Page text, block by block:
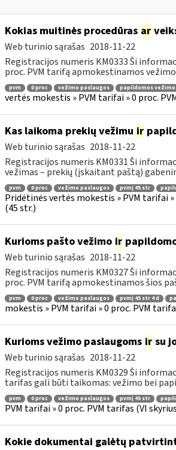
Kokias muitinės procedūras ar
Web turinio sąrašas 2018-11-22
Registracijos numeris KM0333 Ši
proc. PVM tarifą apmokestinamos
pvm 0 proc vežimo paslaugos papildomos
vertės mokestis » PVM tarifai » 0 proc.
Kas laikoma prekių vežimu ir
Web turinio sąrašas 2018-11-22
Registracijos numeris KM0331 Ši
vežimas – prekių (įskaitant paštą)
pvm 0 proc vežimo paslaugos pvmį 45 str
Pridėtinės vertės mokestis » PVM tarifai
(45 str.)
Kurioms pašto vežimo ir
Web turinio sąrašas 2018-11-22
Registracijos numeris KM0327 Ši
proc. PVM tarifą apmokestinamos šios
pvm 0 proc vežimo paslaugos pvmį 45 str 4 d
mokestis » PVM tarifai » 0 proc. PVM
Kurioms vežimo paslaugoms irsu
Web turinio sąrašas 2018-11-22
Registracijos numeris KM0329 Ši
tarifas gali būti taikomas: vežimo bei
pvm 0 proc vežimo paslaugos pvmį 45 str
PVM tarifai » 0 proc. PVM tarifas (VI
Kokie dokumentai galėtų